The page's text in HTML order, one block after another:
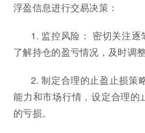
浮盈信息进行交易决策：
1. 监控风险： 密切关注
了解持仓的盈亏情况，及时调
2. 制定合理的止盈止损策
能力和市场行情，设定合理的
的亏损。